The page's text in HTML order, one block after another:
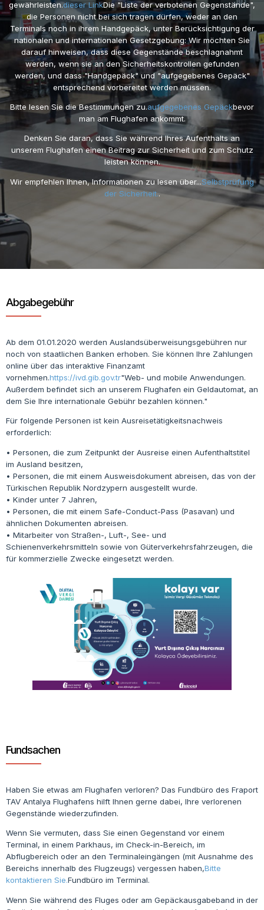
gewährleisten.dieser LinkDie "Liste der verbotenen Gegenstände",
die Personen nicht bei sich tragen dürfen, weder an den
Terminals noch in ihrem Handgepäck, unter Berücksichtigung der
nationalen und internationalen Gesetzgebung: Wir möchten Sie
darauf hinweisen, dass diese Gegenstände beschlagnahmt
werden, wenn sie an den Sicherheitskontrollen gefunden
werden, und dass "Handgepäck" und "aufgegebenes Gepäck"
entsprechend vorbereitet werden müssen.
Bitte lesen Sie die Bestimmungen zu.aufgegebenes Gepäckbevor
man am Flughafen ankommt.
Denken Sie daran, dass Sie während Ihres Aufenthalts an
unserem Flughafen einen Beitrag zur Sicherheit und zum Schutz
leisten können.
Wir empfehlen Ihnen, Informationen zu lesen über...Selbstprüfung
der Sicherheit..
Abgabegebühr
Ab dem 01.01.2020 werden Auslandsüberweisungsgebühren nur
noch von staatlichen Banken erhoben. Sie können Ihre Zahlungen
online über das interaktive Finanzamt
vornehmen.https://ivd.gib.gov.tr"Web- und mobile Anwendungen.
Außerdem befindet sich an unserem Flughafen ein Geldautomat, an
dem Sie Ihre internationale Gebühr bezahlen können."
Für folgende Personen ist kein Ausreisetätigkeitsnachweis
erforderlich:
• Personen, die zum Zeitpunkt der Ausreise einen Aufenthaltstitel
im Ausland besitzen,
• Personen, die mit einem Ausweisdokument abreisen, das von der
Türkischen Republik Nordzypern ausgestellt wurde.
• Kinder unter 7 Jahren,
• Personen, die mit einem Safe-Conduct-Pass (Pasavan) und
ähnlichen Dokumenten abreisen.
• Mitarbeiter von Straßen-, Luft-, See- und
Schienenverkehrsmitteln sowie von Güterverkehrsfahrzeugen, die
für kommerzielle Zwecke eingesetzt werden.
Fundsachen
Haben Sie etwas am Flughafen verloren? Das Fundbüro des Fraport
TAV Antalya Flughafens hilft Ihnen gerne dabei, Ihre verlorenen
Gegenstände wiederzufinden.
Wenn Sie vermuten, dass Sie einen Gegenstand vor einem
Terminal, in einem Parkhaus, im Check-in-Bereich, im
Abflugbereich oder an den Terminaleingängen (mit Ausnahme des
Bereichs innerhalb des Flugzeugs) vergessen haben,Bitte
kontaktieren Sie.Fundbüro im Terminal.
Wenn Sie während des Fluges oder am Gepäckausgabeband in der